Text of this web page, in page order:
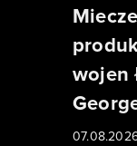
wojen